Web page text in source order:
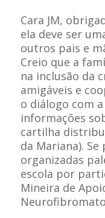
Cara JM,
ela deve ser
outros pais e
Creio que a
na inclusão da
amigáveis e
o diálogo com
informações
cartilha
da Mariana).
organizadas
escola por
Mineira de